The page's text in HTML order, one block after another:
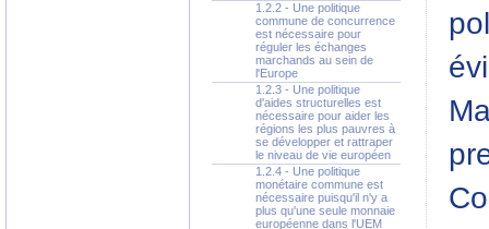
1.2.2 - Une politique
commune de concurrence
est nécessaire pour
réguler les échanges
marchands au sein de
l'Europe
1.2.3 - Une politique
d'aides structurelles est
nécessaire pour aider les
régions les plus pauvres à
se développer et rattraper
le niveau de vie européen
1.2.4 - Une politique
monétaire commune est
nécessaire puisqu'il n'y a
plus qu'une seule monnaie
européenne dans l'UEM